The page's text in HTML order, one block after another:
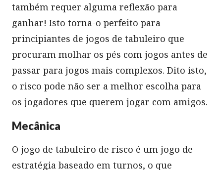
também requer alguma reflexão para
ganhar! Isto torna-o perfeito para
principiantes de jogos de tabuleiro que
procuram molhar os pés com jogos antes de
passar para jogos mais complexos. Dito isto,
o risco pode não ser a melhor escolha para
os jogadores que querem jogar com amigos.
Mecânica
O jogo de tabuleiro de risco é um jogo de
estratégia baseado em turnos, o que